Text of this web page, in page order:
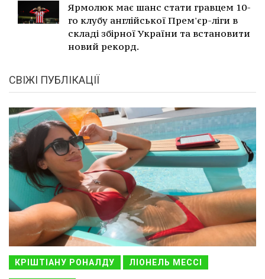
Ярмолюк має шанс стати гравцем 10-
го клубу англійської Прем'єр-ліги в
складі збірної України та встановити
новий рекорд.
СВІЖІ ПУБЛІКАЦІЇ
КРІШТІАНУ РОНАЛДУ ЛІОНЕЛЬ МЕССІ